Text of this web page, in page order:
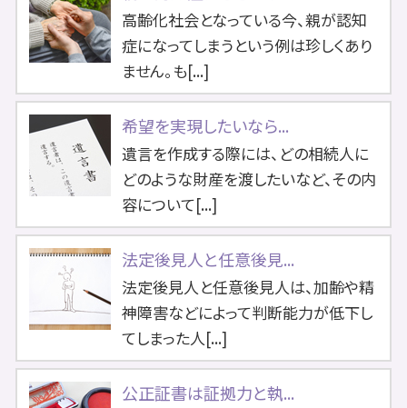
高齢化社会となっている今、親が認知
症になってしまうという例は珍しくあり
ません。も[...]
希望を実現したいなら...
遺言を作成する際には、どの相続人に
どのような財産を渡したいなど、その内
容について[...]
法定後見人と任意後見...
法定後見人と任意後見人は、加齢や精
神障害などによって判断能力が低下し
てしまった人[...]
公正証書は証拠力と執...